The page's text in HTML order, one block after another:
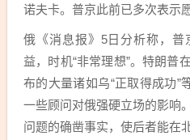
诺夫卡。普京此前已多次表示
俄《消息报》5日分析称，
益，时机“非常理想”。特朗普
布的大量诸如乌“正取得成功”
一些顾问对俄强硬立场的影响
问题的确凿事实，使后者能在